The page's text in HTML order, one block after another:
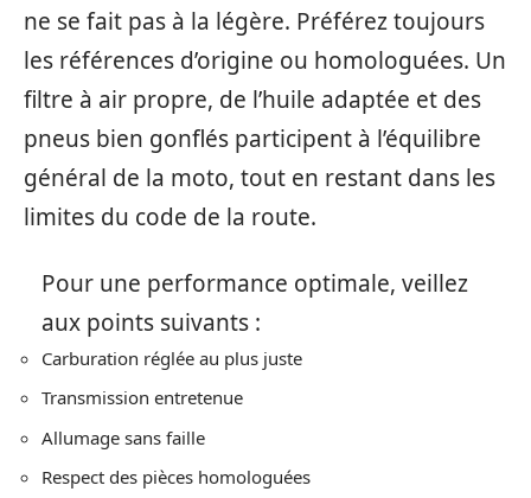
ne se fait pas à la légère. Préférez toujours
les références d’origine ou homologuées. Un
filtre à air propre, de l’huile adaptée et des
pneus bien gonflés participent à l’équilibre
général de la moto, tout en restant dans les
limites du code de la route.
Pour une performance optimale, veillez
aux points suivants :
Carburation réglée au plus juste
Transmission entretenue
Allumage sans faille
Respect des pièces homologuées